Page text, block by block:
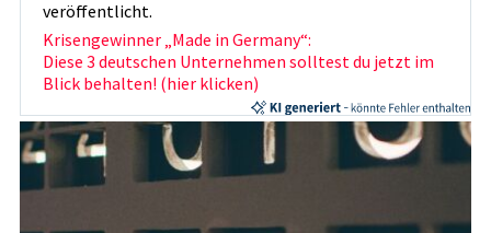
veröffentlicht.
Krisengewinner „Made in Germany“:
Diese 3 deutschen Unternehmen solltest du jetzt im
Blick behalten! (hier klicken)